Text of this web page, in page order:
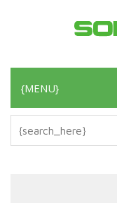
{MENU}